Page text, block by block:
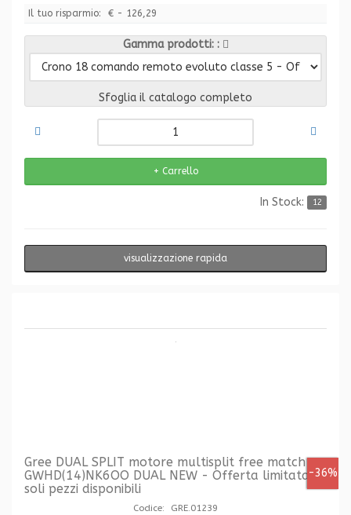
Il tuo risparmio: € - 126,29
Gamma prodotti:
Sfoglia il catalogo completo
In Stock: 12
visualizzazione rapida
-36%
Gree DUAL SPLIT motore multisplit free match
GWHD(14)NK6OO DUAL NEW - Offerta limitata ai
soli pezzi disponibili
Codice: GRE.01239